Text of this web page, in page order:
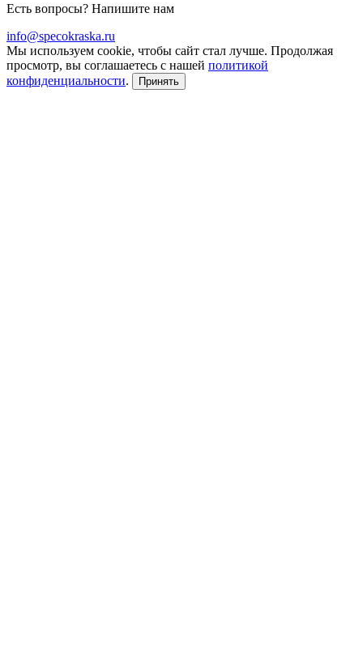
Есть вопросы? Напишите нам
info@specokraska.ru
Мы используем cookie, чтобы сайт стал лучше. Продолжая
просмотр, вы соглашаетесь с нашей политикой
конфиденциальности. Принять